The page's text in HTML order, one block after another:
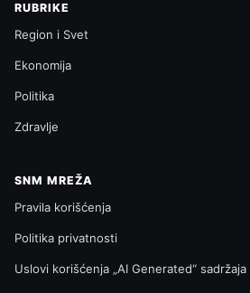
RUBRIKE
Region i Svet
Ekonomija
Politika
Zdravlje
SNM MREŽA
Pravila korišćenja
Politika privatnosti
Uslovi korišćenja „AI Generated“ sadržaja